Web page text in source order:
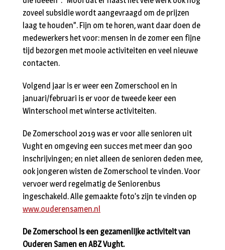
zoveel subsidie wordt aangevraagd om de prijzen
laag te houden”. Fijn om te horen, want daar doen de
medewerkers het voor: mensen in de zomer een fijne
tijd bezorgen met mooie activiteiten en veel nieuwe
contacten.
Volgend jaar is er weer een Zomerschool en in
januari/februari is er voor de tweede keer een
Winterschool met winterse activiteiten.
De Zomerschool 2019 was er voor alle senioren uit
Vught en omgeving een succes met meer dan 900
inschrijvingen; en niet alleen de senioren deden mee,
ook jongeren wisten de Zomerschool te vinden. Voor
vervoer werd regelmatig de Seniorenbus
ingeschakeld. Alle gemaakte foto’s zijn te vinden op
www.ouderensamen.nl
De Zomerschool is een gezamenlijke activiteit van
Ouderen Samen en ABZ Vught.